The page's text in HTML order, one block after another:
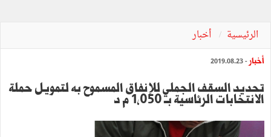
الرئيسية أخبار
أخبار - 2019.08.23
تحديد السقف الجملي للإنفاق المسموح به لتمويل حملة
الانتخابات الرئاسية بــ 1,050 م د